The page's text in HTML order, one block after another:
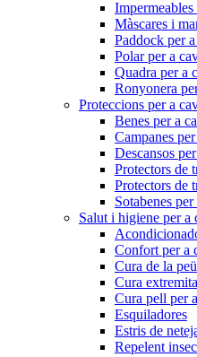
Màscares i
Paddock per
Polar per a
Quadra per a
Ronyonera
Proteccions per a
Benes per a
Campanes
Descansos
Protectors de
Protectors de
Sotabenes
Salut i higiene per a
Confort per a
Cura de la
Cura
Cura pell per
Esquiladores
Estris de
Repelent